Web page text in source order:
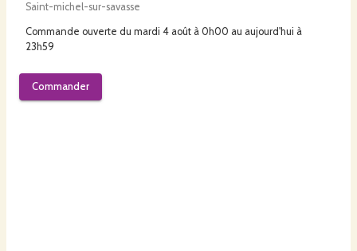
Saint-michel-sur-savasse
Commande ouverte du mardi 4 août à 0h00 au aujourd'hui à
23h59
Commander